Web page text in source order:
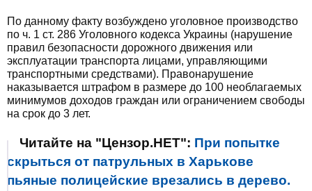
По данному факту возбуждено уголовное производство
по ч. 1 ст. 286 Уголовного кодекса Украины (нарушение
правил безопасности дорожного движения или
эксплуатации транспорта лицами, управляющими
транспортными средствами). Правонарушение
наказывается штрафом в размере до 100 необлагаемых
минимумов доходов граждан или ограничением свободы
на срок до 3 лет.
Читайте на "Цензор.НЕТ": При попытке
скрыться от патрульных в Харькове
пьяные полицейские врезались в дерево.